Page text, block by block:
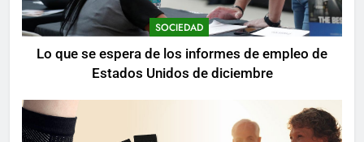
SOCIEDAD
Lo que se espera de los informes de empleo de
Estados Unidos de diciembre